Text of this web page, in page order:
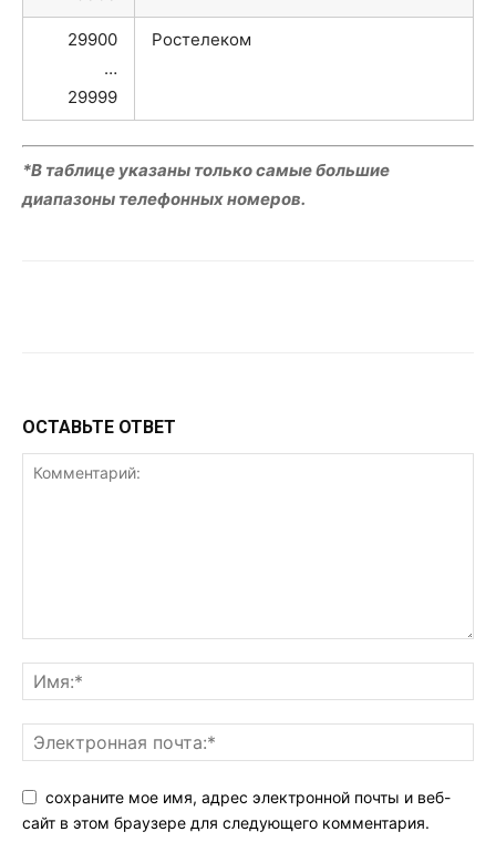
29900
…
29999
Ростелеком
*В таблице указаны только самые большие
диапазоны телефонных номеров.
ОСТАВЬТЕ ОТВЕТ
сохраните мое имя, адрес электронной почты и веб-
сайт в этом браузере для следующего комментария.